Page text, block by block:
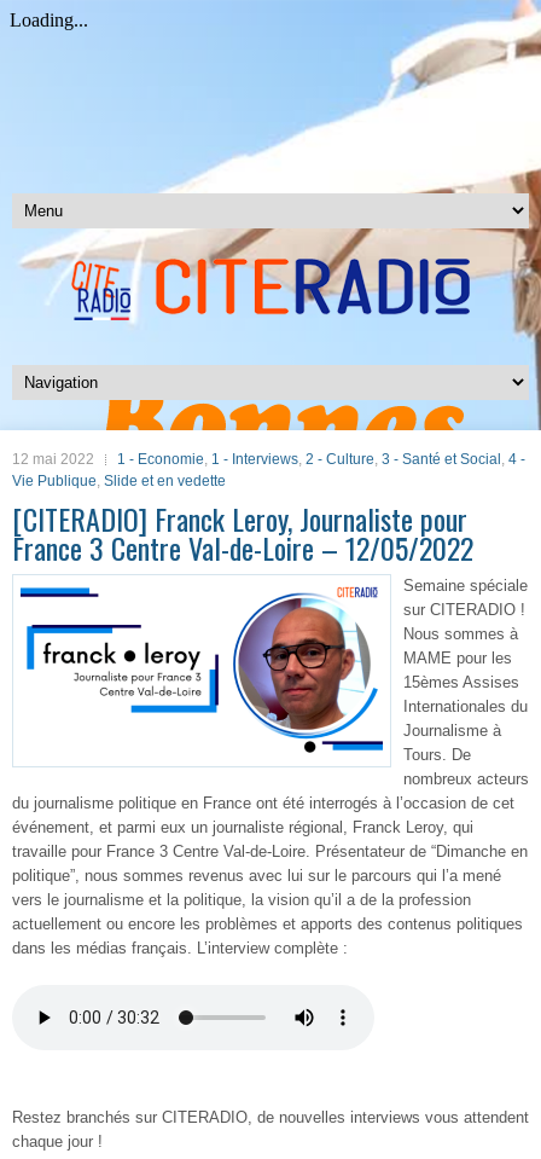
12 mai 2022 1 - Economie, 1 - Interviews, 2 - Culture, 3 - Santé et Social , 4 -
Vie Publique, Slide et en vedette
[CITERADIO] Franck Leroy, Journaliste pour
France 3 Centre Val-de-Loire – 12/05/2022
Semaine spéciale
sur CITERADIO !
Nous sommes à
MAME pour les
15èmes Assises
Internationales du
Journalisme à
Tours. De
nombreux acteurs
du journalisme politique en France ont été interrogés à l’occasion de cet
événement, et parmi eux un journaliste régional, Franck Leroy, qui
travaille pour France 3 Centre Val-de-Loire. Présentateur de “Dimanche en
politique”, nous sommes revenus avec lui sur le parcours qui l’a mené
vers le journalisme et la politique, la vision qu’il a de la profession
actuellement ou encore les problèmes et apports des contenus politiques
dans les médias français. L’interview complète :
Restez branchés sur CITERADIO, de nouvelles interviews vous attendent
chaque jour !